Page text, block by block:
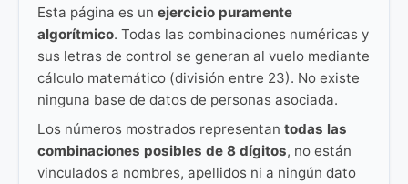
Esta página es un ejercicio puramente
algorítmico. Todas las combinaciones numéricas y
sus letras de control se generan al vuelo mediante
cálculo matemático (división entre 23). No existe
ninguna base de datos de personas asociada.
Los números mostrados representan todas las
combinaciones posibles de 8 dígitos, no están
vinculados a nombres, apellidos ni a ningún dato